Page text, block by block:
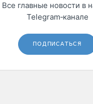
Все главные новости в
Telegram‑канале
ПОДПИСАТЬСЯ